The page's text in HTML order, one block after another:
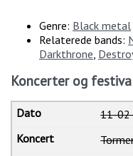
Genre: Black metal
Relaterede bands:
Darkthrone
Koncerter og
11-